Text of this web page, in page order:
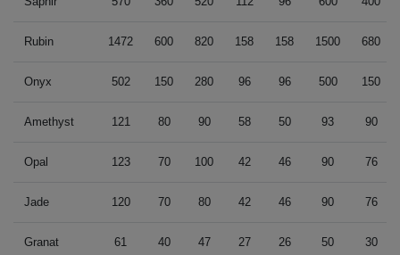
Rubin 1472 600 820 158 158 1500 680
Onyx 502 150 280 96 96 500 150
Amethyst 121 80 90 58 50 93 90
Opal 123 70 100 42 46 90 76
Jade 120 70 80 42 46 90 76
Granat 61 40 47 27 26 50 30